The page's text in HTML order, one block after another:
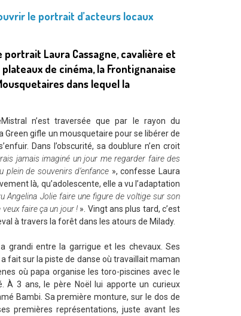
le portrait d’acteurs locaux
portrait Laura Cassagne, cavalière et
de cinéma, la Frontignanaise
dans lequel la
n’est traversée que par le rayon du
Green gifle un mousquetaire pour se libérer de
Dans l’obscurité, sa doublure n’en croit
jamais imaginé un jour me regarder faire des
plein de souvenirs d‘enfance », confesse Laura
là, qu’adolescente, elle a vu l’adaptation
Angelina Jolie faire une figure de voltige sur son
faire ça un jour ! ». Vingt ans plus tard, c’est
à travers la forêt dans les atours de Milady.
grandi entre la garrigue et les chevaux. Ses
fait sur la piste de danse où travaillait maman
où papa organise les toro-piscines avec le
À 3 ans, le père Noël lui apporte un curieux
Bambi. Sa première monture, sur le dos de
premières représentations, juste avant les